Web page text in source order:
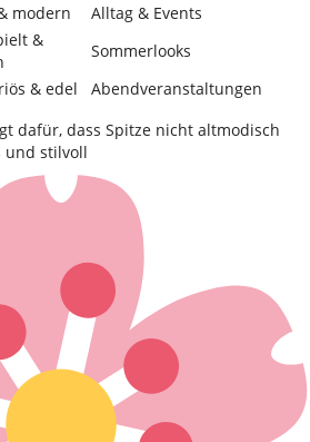
modern
Alltag & Events
&
Sommerlooks
& edel
Abendveranstaltungen
dafür, dass Spitze nicht altmodisch
und stilvoll